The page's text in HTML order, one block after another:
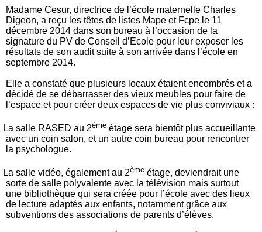
Madame Cesur, directrice de l’école maternelle Charles
Digeon, a reçu les têtes de listes Mape et Fcpe le 11
décembre 2014 dans son bureau à l’occasion de la
signature du PV de Conseil d’Ecole pour leur exposer les
résultats de son audit suite à son arrivée dans l’école en
septembre 2014.
Elle a constaté que plusieurs locaux étaient encombrés et a
décidé de se débarrasser des vieux meubles pour faire de
l’espace et pour créer deux espaces de vie plus conviviaux :
La salle RASED au 2ème étage sera bientôt plus accueillante
avec un coin salon, et un autre coin bureau pour rencontrer
la psychologue.
La salle vidéo, également au 2ème étage, deviendrait une
sorte de salle polyvalente avec la télévision mais surtout
une bibliothèque qui sera créée pour l’école avec des lieux
de lecture adaptés aux enfants, notamment grâce aux
subventions des associations de parents d’élèves.